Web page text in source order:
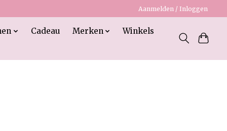
Aanmelden / Inloggen
Cadeau Merken
Winkels